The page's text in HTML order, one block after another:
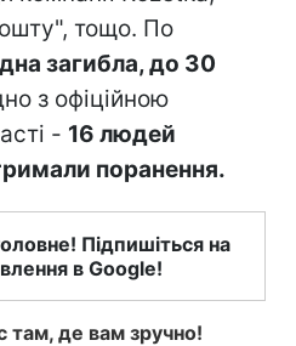
тощо. По
загибла, до 30
з офіційною
- 16 людей
поранення.
Підпишіться на
в Google!
там, де вам зручно!